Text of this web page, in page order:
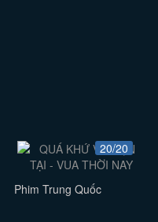
20/20
Phim Trung Quốc